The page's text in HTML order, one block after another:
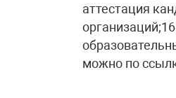
аттестация
можно по